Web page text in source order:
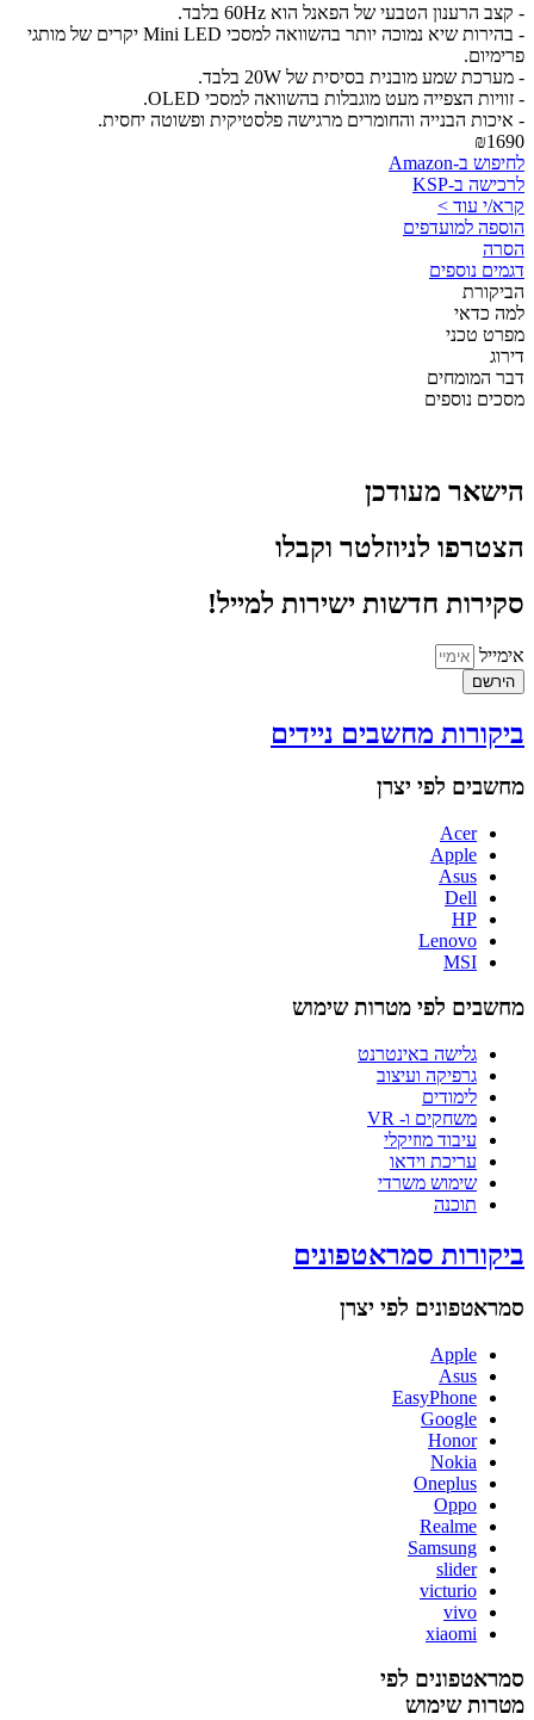
- קצב הרענון הטבעי של הפאנל הוא 60Hz בלבד.
- בהירות שיא נמוכה יותר בהשוואה למסכי Mini LED יקרים של מותגי
פרימיום.
- מערכת שמע מובנית בסיסית של 20W בלבד.
- זוויות הצפייה מעט מוגבלות בהשוואה למסכי OLED.
- איכות הבנייה והחומרים מרגישה פלסטיקית ופשוטה יחסית.
₪1690
לחיפוש ב-Amazon
לרכישה ב-KSP
קרא/י עוד >
הוספה למועדפים
הסרה
דגמים נוספים
הביקורת
למה כדאי
מפרט טכני
דירוג
דבר המומחים
מסכים נוספים
הישאר מעודכן
הצטרפו לניוזלטר וקבלו
סקירות חדשות ישירות למייל!
אימייל
הירשם
ביקורות מחשבים ניידים
מחשבים לפי יצרן
Acer
Apple
Asus
Dell
HP
Lenovo
MSI
מחשבים לפי מטרות שימוש
גלישה באינטרנט
גרפיקה ועיצוב
לימודים
משחקים ו- VR
עיבוד מוזיקלי
עריכת וידאו
שימוש משרדי
תוכנה
ביקורות סמראטפונים
סמראטפונים לפי יצרן
Apple
Asus
EasyPhone
Google
Honor
Nokia
Oneplus
Oppo
Realme
Samsung
slider
victurio
vivo
xiaomi
סמראטפונים לפי
מטרות שימוש